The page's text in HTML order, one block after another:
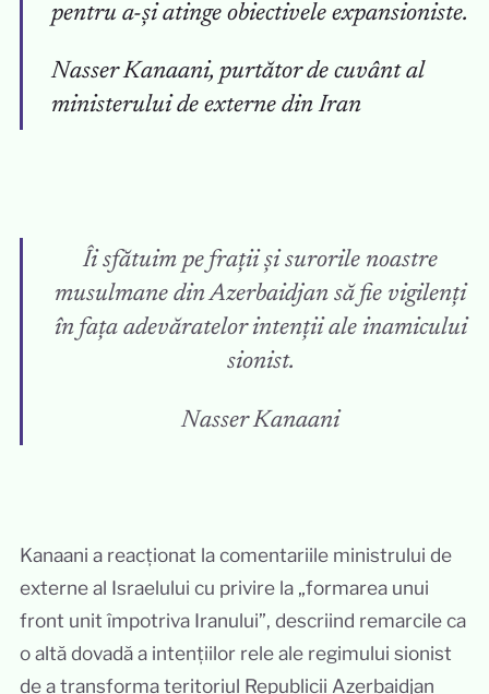
pentru a-și atinge obiectivele expansioniste.
Nasser Kanaani, purtător de cuvânt al
ministerului de externe din Iran
Îi sfătuim pe frații și surorile noastre
musulmane din Azerbaidjan să fie vigilenți
în fața adevăratelor intenții ale inamicului
sionist.
Nasser Kanaani
Kanaani a reacționat la comentariile ministrului de
externe al Israelului cu privire la „formarea unui
front unit împotriva Iranului”, descriind remarcile ca
o altă dovadă a intențiilor rele ale regimului sionist
de a transforma teritoriul Republicii Azerbaidjan